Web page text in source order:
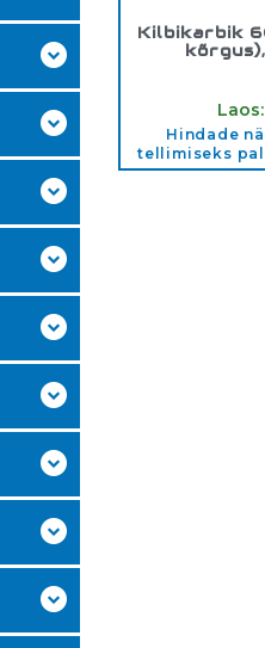
Kilbikarbik
Hindade
tellimiseks